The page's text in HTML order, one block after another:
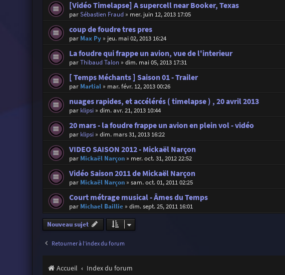
[Vidéo Timelapse] A supercell near Booker, Texas
parSébastien Fraud» mer. juin 12, 2013 17:05
coup de foudre tres pres
par Max Py» jeu. mai 02, 2013 16:24
La foudre qui frappe un avion, vue de l'interieur
parThibaud Talon» dim. mai 05, 2013 17:31
[ Temps Méchants ] Saison 01 - Trailer
par Martial» mar. févr. 12, 2013 00:26
nuages rapides, et accélérés ( timelapse ) , 20 avril 2013
par klipsi» dim. avr. 21, 2013 10:44
20 mars - la foudre frappe un avion en plein vol - vidéo
par klipsi» dim. mars 31, 2013 16:22
VIDEO SAISON 2012 - Mickaël Narçon
par Mickaël Narçon» mer. oct. 31, 2012 22:52
Vidéo Saison 2011 de Mickaël Narçon
par Mickaël Narçon» sam. oct. 01, 2011 02:25
Court métrage musical - Âmes du Temps
par Michael Baillie» dim. sept. 25, 2011 16:01
Nouveau sujet
Retourner à l’index du forum
Accueil Index du forum